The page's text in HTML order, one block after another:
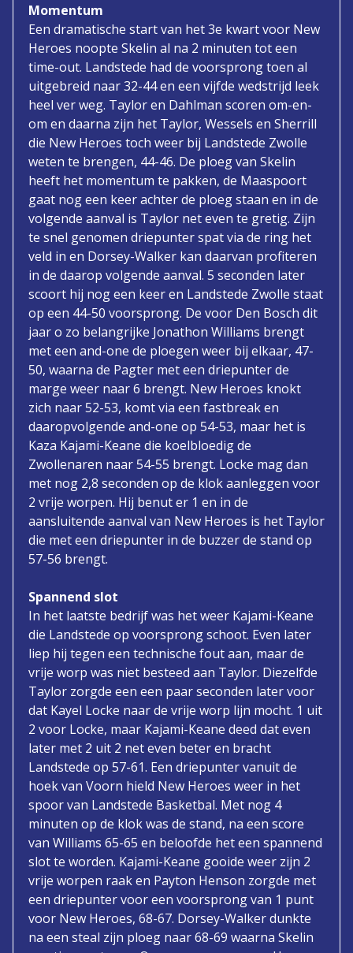
Momentum
Een dramatische start van het 3e kwart voor New
Heroes noopte Skelin al na 2 minuten tot een
time-out. Landstede had de voorsprong toen al
uitgebreid naar 32-44 en een vijfde wedstrijd leek
heel ver weg. Taylor en Dahlman scoren om-en-
om en daarna zijn het Taylor, Wessels en Sherrill
die New Heroes toch weer bij Landstede Zwolle
weten te brengen, 44-46. De ploeg van Skelin
heeft het momentum te pakken, de Maaspoort
gaat nog een keer achter de ploeg staan en in de
volgende aanval is Taylor net even te gretig. Zijn
te snel genomen driepunter spat via de ring het
veld in en Dorsey-Walker kan daarvan profiteren
in de daarop volgende aanval. 5 seconden later
scoort hij nog een keer en Landstede Zwolle staat
op een 44-50 voorsprong. De voor Den Bosch dit
jaar o zo belangrijke Jonathon Williams brengt
met een and-one de ploegen weer bij elkaar, 47-
50, waarna de Pagter met een driepunter de
marge weer naar 6 brengt. New Heroes knokt
zich naar 52-53, komt via een fastbreak en
daaropvolgende and-one op 54-53, maar het is
Kaza Kajami-Keane die koelbloedig de
Zwollenaren naar 54-55 brengt. Locke mag dan
met nog 2,8 seconden op de klok aanleggen voor
2 vrije worpen. Hij benut er 1 en in de
aansluitende aanval van New Heroes is het Taylor
die met een driepunter in de buzzer de stand op
57-56 brengt.
Spannend slot
In het laatste bedrijf was het weer Kajami-Keane
die Landstede op voorsprong schoot. Even later
liep hij tegen een technische fout aan, maar de
vrije worp was niet besteed aan Taylor. Diezelfde
Taylor zorgde een een paar seconden later voor
dat Kayel Locke naar de vrije worp lijn mocht. 1 uit
2 voor Locke, maar Kajami-Keane deed dat even
later met 2 uit 2 net even beter en bracht
Landstede op 57-61. Een driepunter vanuit de
hoek van Voorn hield New Heroes weer in het
spoor van Landstede Basketbal. Met nog 4
minuten op de klok was de stand, na een score
van Williams 65-65 en beloofde het een spannend
slot te worden. Kajami-Keane gooide weer zijn 2
vrije worpen raak en Payton Henson zorgde met
een driepunter voor een voorsprong van 1 punt
voor New Heroes, 68-67. Dorsey-Walker dunkte
na een steal zijn ploeg naar 68-69 waarna Skelin